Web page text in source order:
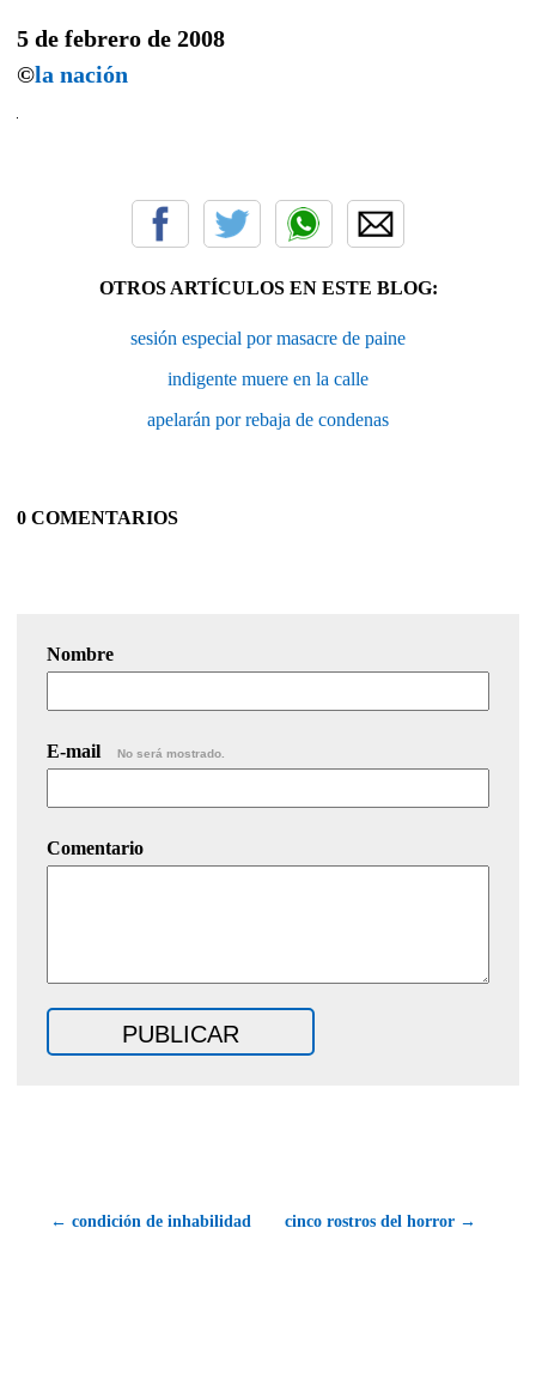
5 de febrero de 2008
©la nación
OTROS ARTÍCULOS EN ESTE BLOG:
sesión especial por masacre de paine
indigente muere en la calle
apelarán por rebaja de condenas
0 COMENTARIOS
Nombre
E-mail No será mostrado.
Comentario
← condición de inhabilidad cinco rostros del horror →